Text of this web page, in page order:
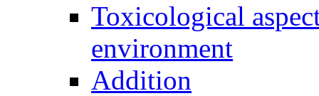
Toxicological
environment
Addition